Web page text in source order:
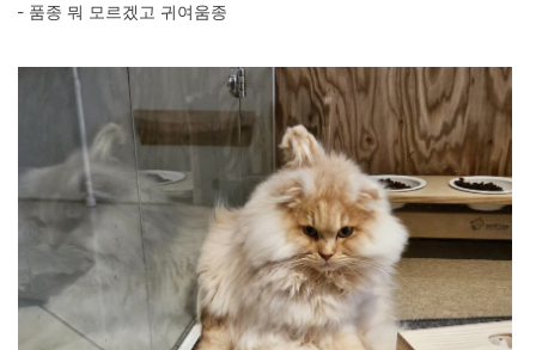
- 품종 뭐 모르겠고 귀여움종